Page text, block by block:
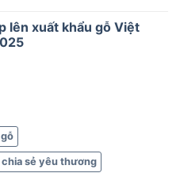
lên xuất khẩu gỗ Việt
chia sẻ yêu thương